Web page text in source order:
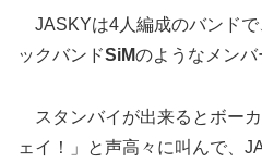
JASKYは4人編成のバンドで
ックバンドSiMのようなメンバ
スタンバイが出来るとボー
ェイ！」と声高々に叫んで、